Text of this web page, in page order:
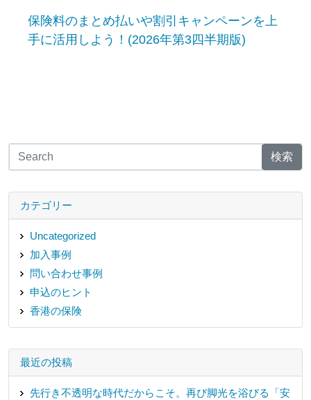
保険料のまとめ払いや割引キャンペーンを上
手に活用しよう！(2026年第3四半期版)
検索
カテゴリー
Uncategorized
加入事例
問い合わせ事例
申込のヒント
香港の保険
最近の投稿
先行き不透明な時代だからこそ。再び脚光を浴びる「安